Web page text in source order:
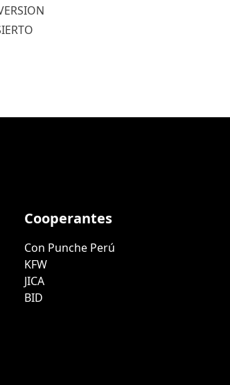
Cooperantes
Con Punche Perú
KFW
JICA
BID